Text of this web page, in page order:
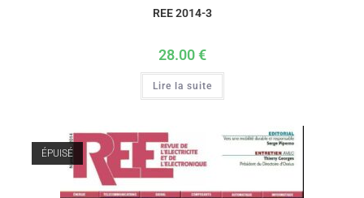
REE 2014-3
28.00€
Lire la suite
ÉPUISÉ